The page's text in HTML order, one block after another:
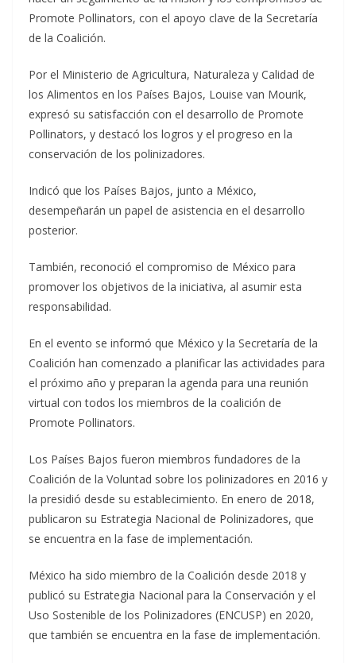
Promote Pollinators, con el apoyo clave de la Secretaría
de la Coalición.
Por el Ministerio de Agricultura, Naturaleza y Calidad de
los Alimentos en los Países Bajos, Louise van Mourik,
expresó su satisfacción con el desarrollo de Promote
Pollinators, y destacó los logros y el progreso en la
conservación de los polinizadores.
Indicó que los Países Bajos, junto a México,
desempeñarán un papel de asistencia en el desarrollo
posterior.
También, reconoció el compromiso de México para
promover los objetivos de la iniciativa, al asumir esta
responsabilidad.
En el evento se informó que México y la Secretaría de la
Coalición han comenzado a planificar las actividades para
el próximo año y preparan la agenda para una reunión
virtual con todos los miembros de la coalición de
Promote Pollinators.
Los Países Bajos fueron miembros fundadores de la
Coalición de la Voluntad sobre los polinizadores en 2016 y
la presidió desde su establecimiento. En enero de 2018,
publicaron su Estrategia Nacional de Polinizadores, que
se encuentra en la fase de implementación.
México ha sido miembro de la Coalición desde 2018 y
publicó su Estrategia Nacional para la Conservación y el
Uso Sostenible de los Polinizadores (ENCUSP) en 2020,
que también se encuentra en la fase de implementación.